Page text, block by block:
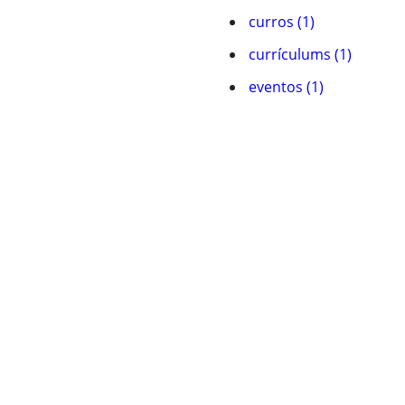
curros (1)
currí­culums (1)
eventos (1)